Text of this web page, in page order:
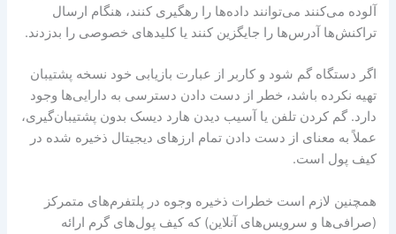
آلوده می‌کنند می‌توانند داده‌ها را رهگیری کنند، هنگام ارسال
تراکنش‌ها آدرس‌ها را جایگزین کنند یا کلیدهای خصوصی را بدزدند.
اگر دستگاه گم شود و کاربر از عبارت بازیابی خود نسخه پشتیبان
تهیه نکرده باشد، خطر از دست دادن دسترسی به دارایی‌ها وجود
دارد. گم کردن تلفن یا آسیب دیدن هارد دیسک بدون پشتیبان‌گیری،
عملاً به معنای از دست دادن تمام ارزهای دیجیتال ذخیره شده در
کیف پول است.
همچنین لازم است خطرات ذخیره وجوه در پلتفرم‌های متمرکز
(صرافی‌ها و سرویس‌های آنلاین) که کیف پول‌های گرم ارائه